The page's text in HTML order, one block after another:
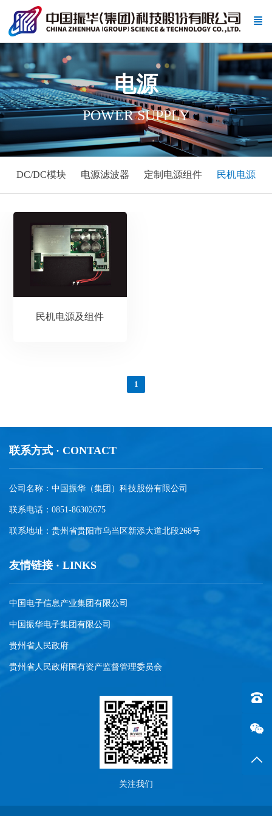
电源
POWER SUPPLY
DC/DC模块 电源滤波器 定制电源组件 民机电源
民机电源及组件
1
联系方式 · CONTACT
公司名称：中国振华（集团）科技股份有限公司
联系电话：0851-86302675
联系地址：贵州省贵阳市乌当区新添大道北段268号
友情链接 · LINKS
中国电子信息产业集团有限公司
中国振华电子集团有限公司
贵州省人民政府
贵州省人民政府国有资产监督管理委员会
关注我们
联系
返回